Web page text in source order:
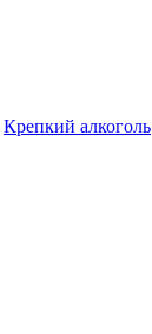
Крепкий алкоголь